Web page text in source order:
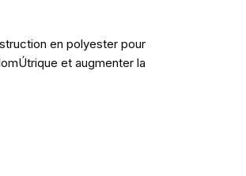
en polyester pour
et augmenter la